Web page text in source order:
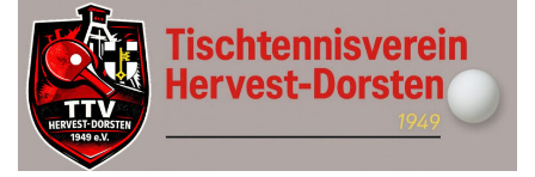
Inhalt
springen